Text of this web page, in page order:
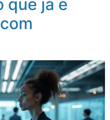
que já é